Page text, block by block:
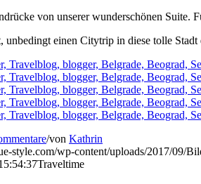
von unserer wunderschönen Suite.
unbedingt einen Citytrip in diese tolle Stadt
/von Kathrin
style.com/wp-content/uploads/2017/09/
Traveltime